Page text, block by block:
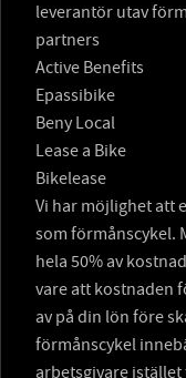
leverantör utav
partners
Active Benefits
Epassibike
Beny Local
Lease a Bike
Bikelease
Vi har möjlighet att
som förmånscykel.
hela 50% av
vare att kostnaden
av på din lön före
förmånscykel
arbetsgivare